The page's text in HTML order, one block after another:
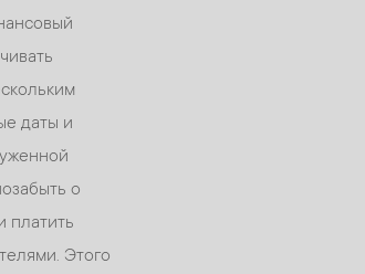
даты и
о
платить
Этого